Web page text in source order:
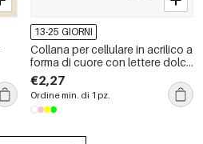
13-25 GIORNI
Collana per cellulare in acrilico a
forma di cuore con lettere dolci
della serie Simple.
€2,27
Ordine min. di 1 pz.